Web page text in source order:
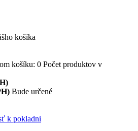
košíka
košíku: 0 Počet produktov v
Bude určené
k pokladni